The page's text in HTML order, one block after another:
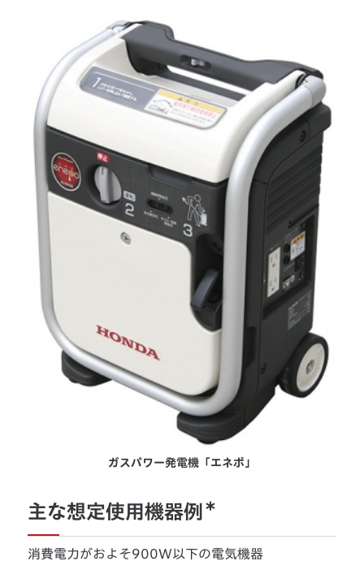
ガスパワー発電機「エネポ」
主な想定使用機器例 ＊
消費電力がおよそ900W以下の電気機器